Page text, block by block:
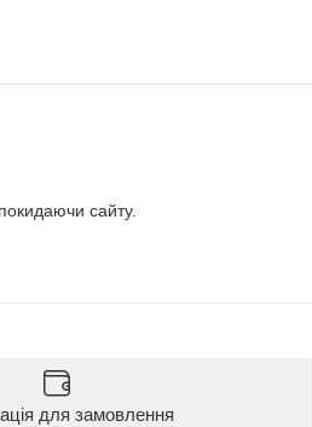
сайту.
для замовлення